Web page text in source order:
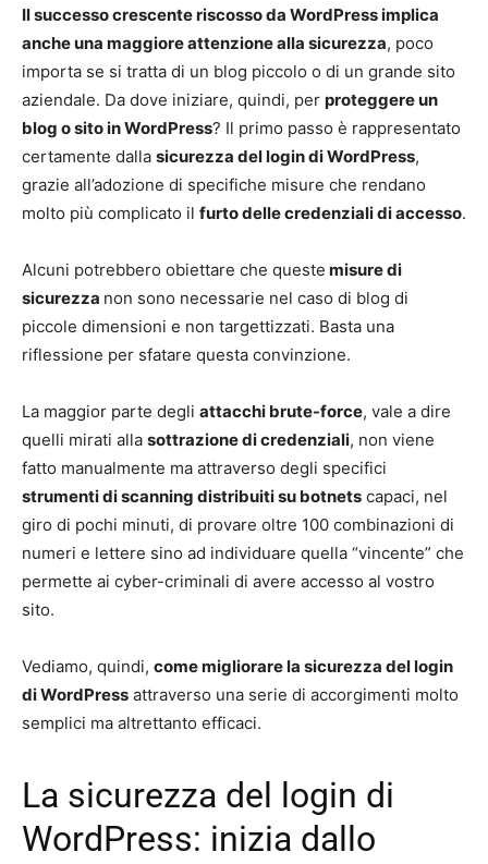
Il successo crescente riscosso da WordPress implica
anche una maggiore attenzione alla sicurezza, poco
importa se si tratta di un blog piccolo o di un grande sito
aziendale. Da dove iniziare, quindi, per proteggere un
blog o sito in WordPress? Il primo passo è rappresentato
certamente dalla sicurezza del login di WordPress,
grazie all’adozione di specifiche misure che rendano
molto più complicato il furto delle credenziali di accesso.
Alcuni potrebbero obiettare che queste misure di
sicurezza non sono necessarie nel caso di blog di
piccole dimensioni e non targettizzati. Basta una
riflessione per sfatare questa convinzione.
La maggior parte degli attacchi brute-force, vale a dire
quelli mirati alla sottrazione di credenziali, non viene
fatto manualmente ma attraverso degli specifici
strumenti di scanning distribuiti su botnets capaci, nel
giro di pochi minuti, di provare oltre 100 combinazioni di
numeri e lettere sino ad individuare quella “vincente” che
permette ai cyber-criminali di avere accesso al vostro
sito.
Vediamo, quindi, come migliorare la sicurezza del login
di WordPress attraverso una serie di accorgimenti molto
semplici ma altrettanto efficaci.
La sicurezza del login di
WordPress: inizia dallo